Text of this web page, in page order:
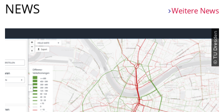
NEWS Weitere News
© TU Dresden